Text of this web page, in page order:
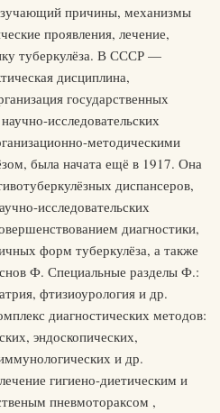
причины, механизмы
проявления, лечение,
туберкулёза. В СССР —
дисциплина,
государственных
исследовательских
методическими
была начата ещё в 1917. Она
диспансеров,
исследовательских
диагностики,
форм туберкулёза, а также
Ф. Специальные разделы Ф.:
фтизиоурология и др.
диагностических методов:
эндоскопических,
и др.
гигиено-диетическим и
пневмотораксом ,